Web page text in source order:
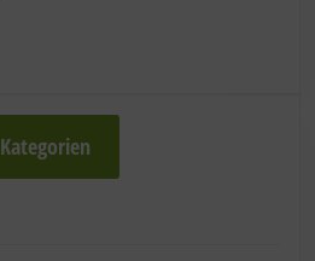
Kategorien